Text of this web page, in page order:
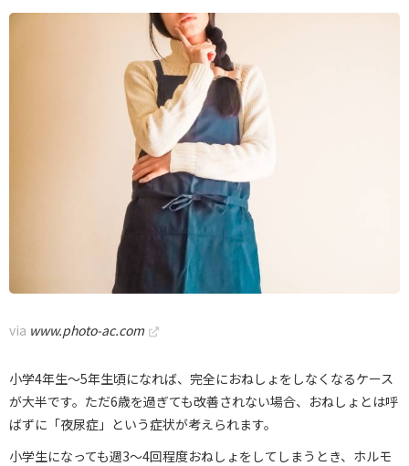
via www.photo-ac.com
小学4年生～5年生頃になれば、完全におねしょをしなくなるケース
が大半です。ただ6歳を過ぎても改善されない場合、おねしょとは呼
ばずに「夜尿症」という症状が考えられます。
小学生になっても週3～4回程度おねしょをしてしまうとき、ホルモ